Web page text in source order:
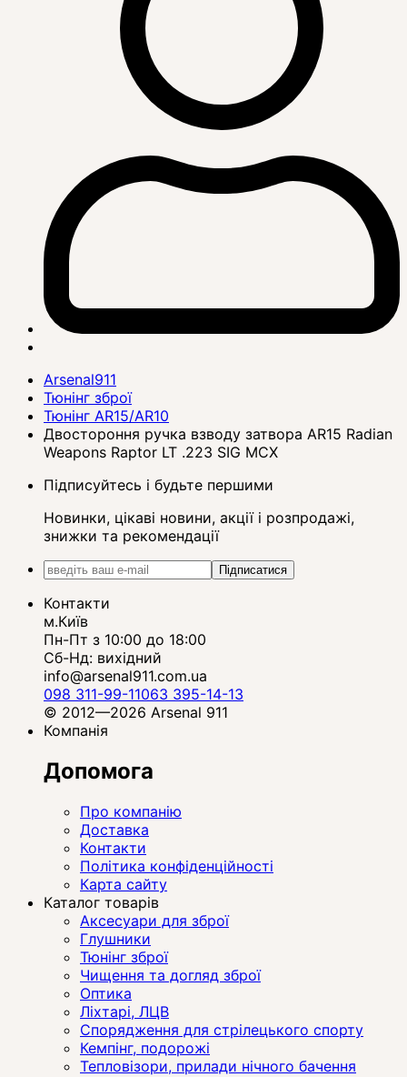
Arsenal911
Тюнінг зброї
Тюнінг AR15/AR10
Двостороння ручка взводу затвора AR15 Radian
Weapons Raptor LT .223 SIG MCX
Підписуйтесь і будьте першими
Новинки, цікаві новини, акції і розпродажі,
знижки та рекомендації
Підписатися
Контакти
м.Київ
Пн-Пт з 10:00 до 18:00
Сб-Нд: вихідний
info@arsenal911.com.ua
098 311-99-11063 395-14-13
© 2012—2026 Arsenal 911
Компанія
Допомога
Про компанію
Доставка
Контакти
Політика конфіденційності
Карта сайту
Каталог товарів
Аксесуари для зброї
Глушники
Тюнінг зброї
Чищення та догляд зброї
Оптика
Ліхтарі, ЛЦВ
Спорядження для стрілецького спорту
Кемпінг, подорожі
Тепловізори, прилади нічного бачення